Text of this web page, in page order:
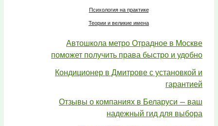
Психология на практике
Теории и великие имена
Автошкола метро Отрадное в Москве
поможет получить права быстро и удобно
Кондиционер в Дмитрове с установкой и
гарантией
Отзывы о компаниях в Беларуси — ваш
надежный гид для выбора